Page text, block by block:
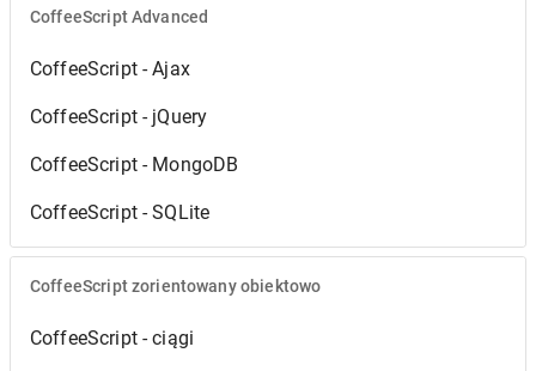
CoffeeScript Advanced
CoffeeScript - Ajax
CoffeeScript - jQuery
CoffeeScript - MongoDB
CoffeeScript - SQLite
CoffeeScript zorientowany obiektowo
CoffeeScript - ciągi